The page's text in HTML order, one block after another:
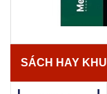
SÁCH HAY